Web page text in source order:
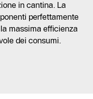
in cantina. La
perfettamente
massima efficienza
dei consumi.